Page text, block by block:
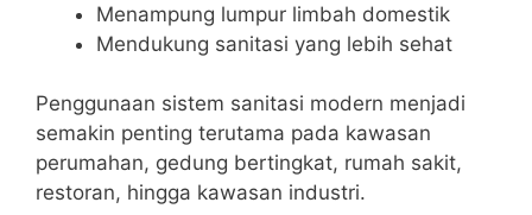
Menampung lumpur limbah domestik
Mendukung sanitasi yang lebih sehat
Penggunaan sistem sanitasi modern menjadi
semakin penting terutama pada kawasan
perumahan, gedung bertingkat, rumah sakit,
restoran, hingga kawasan industri.